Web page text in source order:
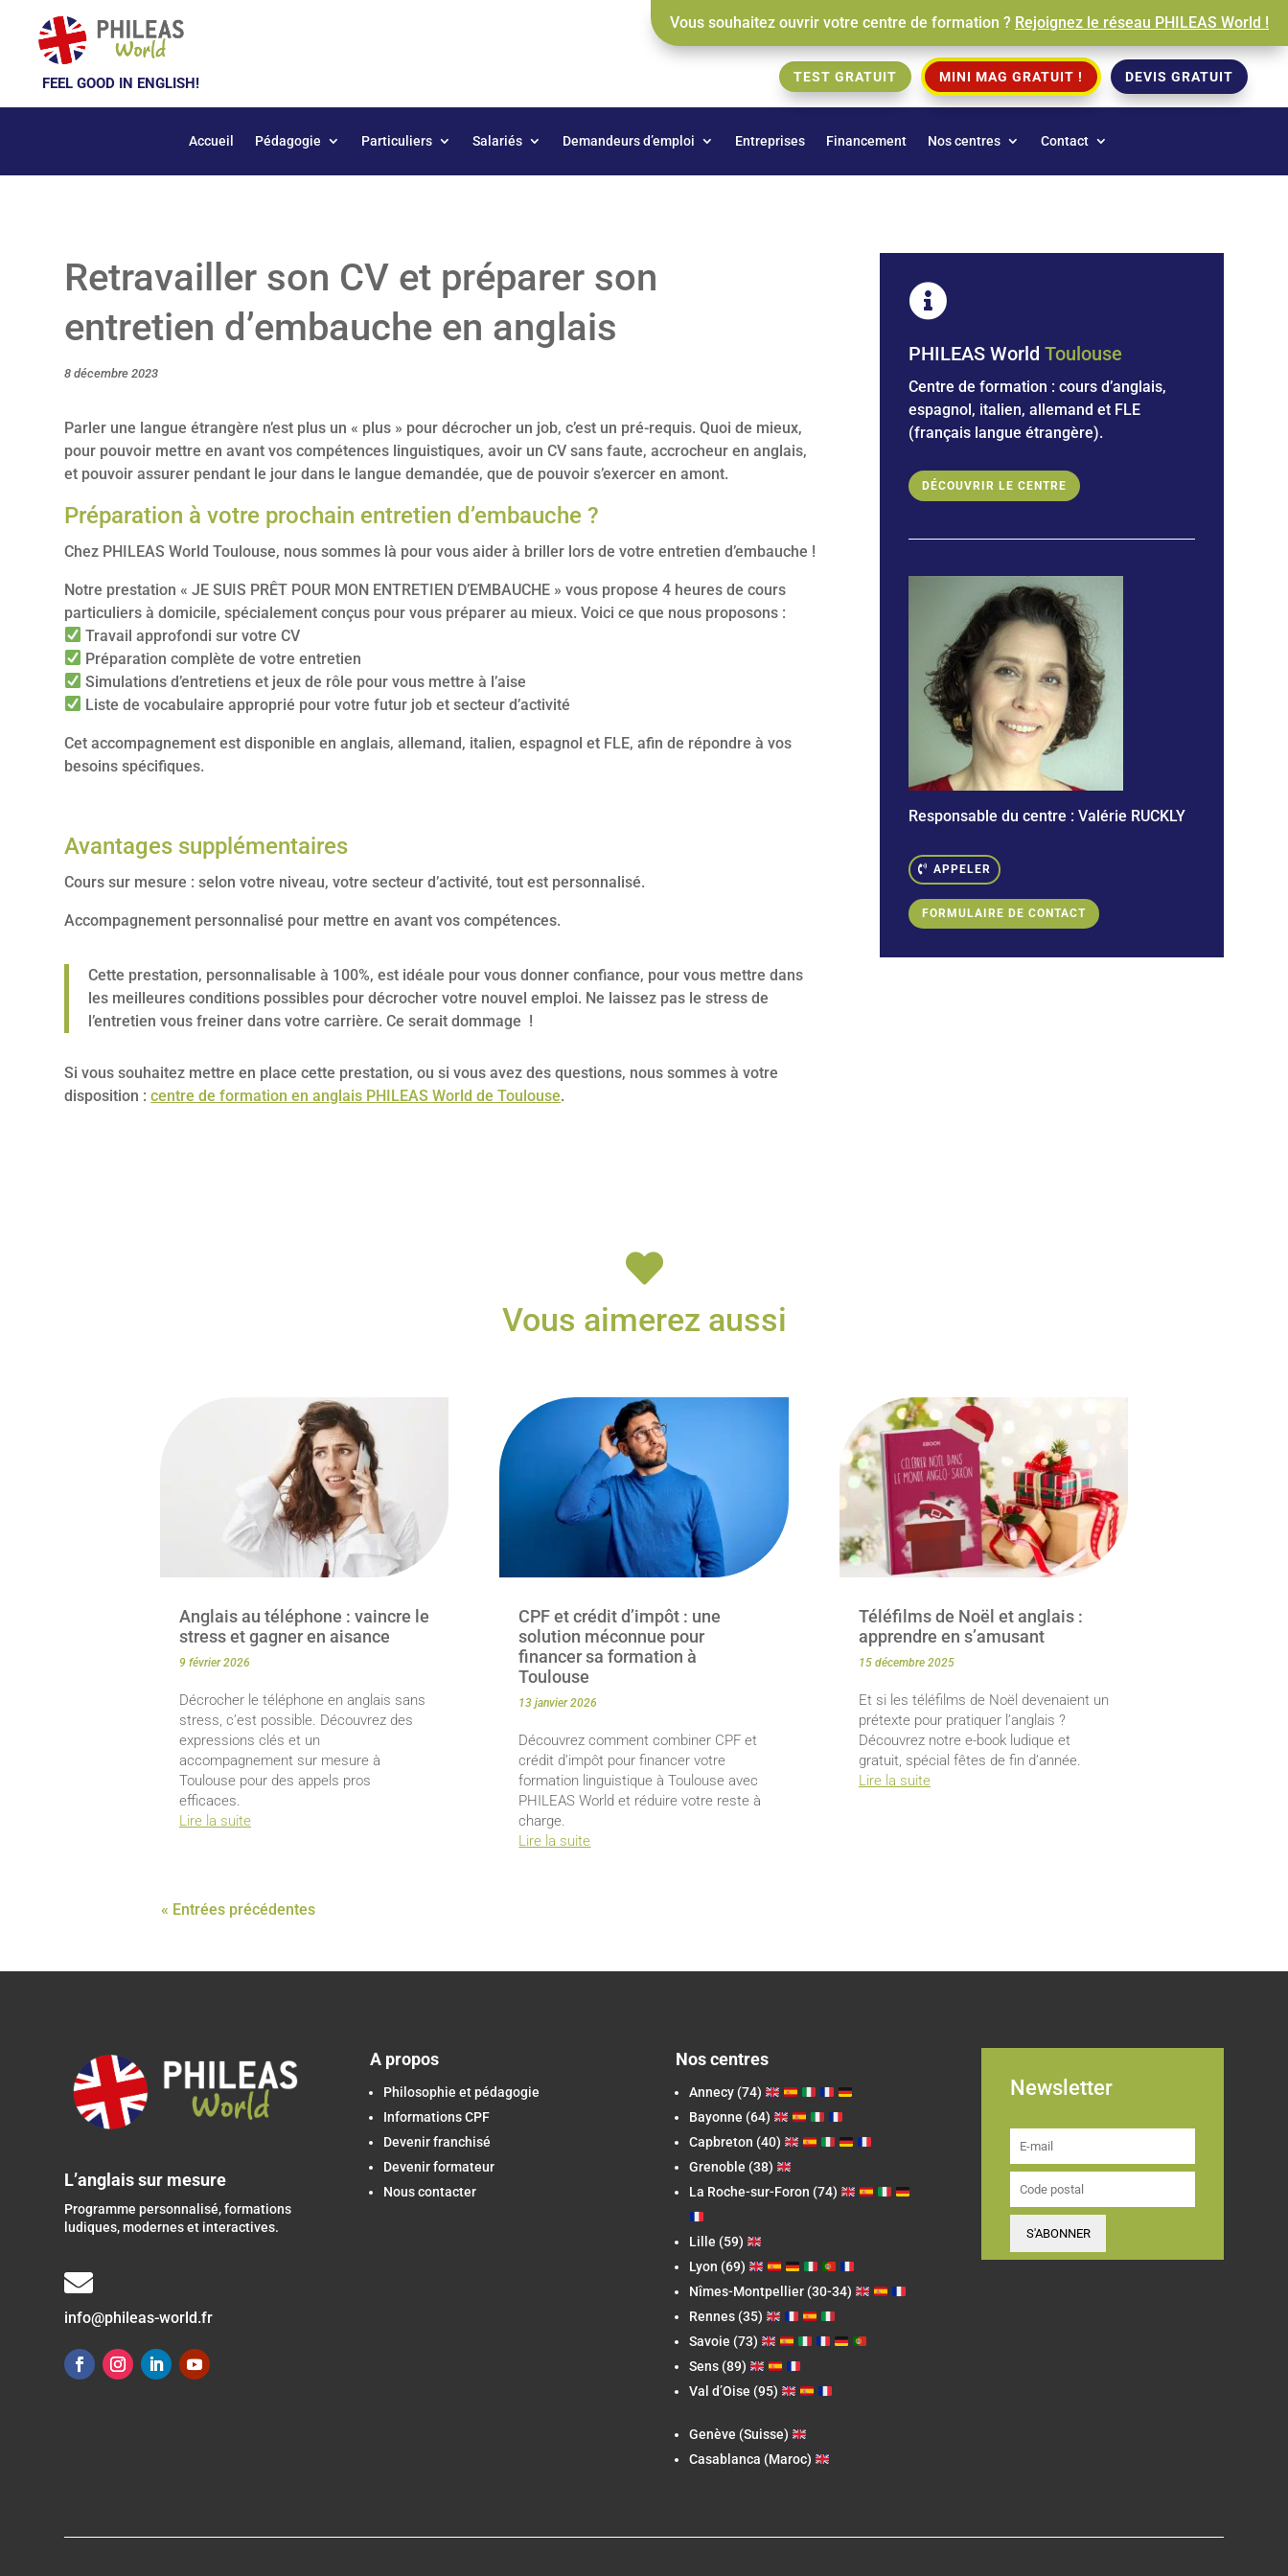
FEEL GOOD IN ENGLISH!
Vous souhaitez ouvrir votre centre de formation ? Rejoignez le réseau PHILEAS World !
TEST GRATUIT MINI MAG GRATUIT ! DEVIS GRATUIT
Accueil Pédagogie Particuliers Salariés Demandeurs d’emploi Entreprises Financement Nos centres Contact
Retravailler son CV et préparer son
entretien d’embauche en anglais
8 décembre 2023
Parler une langue étrangère n’est plus un « plus » pour décrocher un job, c’est un pré-requis. Quoi de mieux,
pour pouvoir mettre en avant vos compétences linguistiques, avoir un CV sans faute, accrocheur en anglais,
et pouvoir assurer pendant le jour dans le langue demandée, que de pouvoir s’exercer en amont.
Préparation à votre prochain entretien d’embauche ?
Chez PHILEAS World Toulouse, nous sommes là pour vous aider à briller lors de votre entretien d’embauche !
Notre prestation « JE SUIS PRÊT POUR MON ENTRETIEN D’EMBAUCHE » vous propose 4 heures de cours
particuliers à domicile, spécialement conçus pour vous préparer au mieux. Voici ce que nous proposons :
Travail approfondi sur votre CV
Préparation complète de votre entretien
Simulations d’entretiens et jeux de rôle pour vous mettre à l’aise
Liste de vocabulaire approprié pour votre futur job et secteur d’activité
Cet accompagnement est disponible en anglais, allemand, italien, espagnol et FLE, afin de répondre à vos
besoins spécifiques.
Avantages supplémentaires
Cours sur mesure : selon votre niveau, votre secteur d’activité, tout est personnalisé.
Accompagnement personnalisé pour mettre en avant vos compétences.
Cette prestation, personnalisable à 100%, est idéale pour vous donner confiance, pour vous mettre dans
les meilleures conditions possibles pour décrocher votre nouvel emploi. Ne laissez pas le stress de
l’entretien vous freiner dans votre carrière. Ce serait dommage !
Si vous souhaitez mettre en place cette prestation, ou si vous avez des questions, nous sommes à votre
disposition :centre de formation en anglais PHILEAS World de Toulouse.

PHILEAS World Toulouse
Centre de formation : cours d’anglais,
espagnol, italien, allemand et FLE
(français langue étrangère).
DÉCOUVRIR LE CENTRE
Responsable du centre : Valérie RUCKLY
APPELER
FORMULAIRE DE CONTACT

Vous aimerez aussi
Anglais au téléphone : vaincre le
stress et gagner en aisance
9 février 2026
Décrocher le téléphone en anglais sans
stress, c’est possible. Découvrez des
expressions clés et un
accompagnement sur mesure à
Toulouse pour des appels pros
efficaces.
Lire la suite
CPF et crédit d’impôt : une
solution méconnue pour
financer sa formation à
Toulouse
13 janvier 2026
Découvrez comment combiner CPF et
crédit d’impôt pour financer votre
formation linguistique à Toulouse avec
PHILEAS World et réduire votre reste à
charge.
Lire la suite
Téléfilms de Noël et anglais :
apprendre en s’amusant
15 décembre 2025
Et si les téléfilms de Noël devenaient un
prétexte pour pratiquer l’anglais ?
Découvrez notre e-book ludique et
gratuit, spécial fêtes de fin d’année.
Lire la suite
« Entrées précédentes
L’anglais sur mesure
Programme personnalisé, formations
ludiques, modernes et interactives.

info@phileas-world.fr
A propos
Philosophie et pédagogie
Informations CPF
Devenir franchisé
Devenir formateur
Nous contacter
Nos centres
Annecy (74)
Bayonne (64)
Capbreton (40)
Grenoble (38)
La Roche-sur-Foron (74)
Lille (59)
Lyon (69)
Nîmes-Montpellier (30-34)
Rennes (35)
Savoie (73)
Sens (89)
Val d’Oise (95)
Genève (Suisse)
Casablanca (Maroc)
Newsletter
S'ABONNER